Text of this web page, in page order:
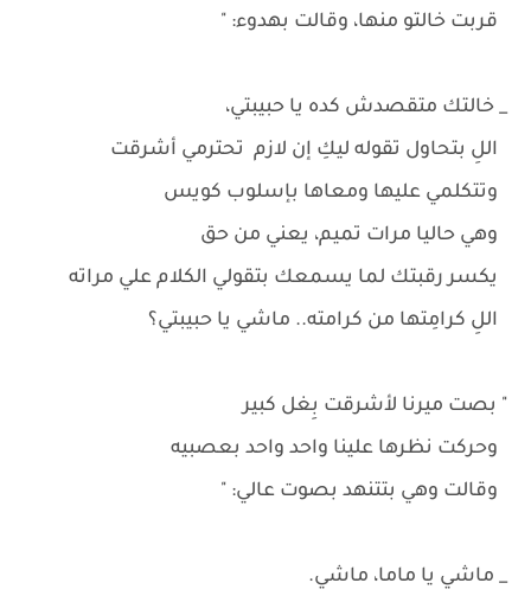
قربت خالتو منها، وقالت بهدوء: "
_ خالتك متقصدش كده يا حبيبتي،
اللِ بتحاول تقوله ليكِ إن لازم تحترمي أشرقت
وتتكلمي عليها ومعاها بإسلوب كويس
وهي حاليا مرات تميم، يعني من حق
يكسر رقبتك لما يسمعك بتقولي الكلام علي مراته
اللِ كرامِتها من كرامته.. ماشي يا حبيبتي؟
" بصت ميرنا لأشرقت بِغل كبير
وحركت نظرها علينا واحد واحد بعصبيه
وقالت وهي بتتنهد بصوت عالي: "
_ ماشي يا ماما، ماشي.